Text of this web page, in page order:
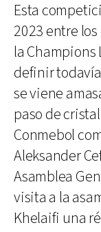
Esta
2023 entre
la Champions
definir
se viene
paso de
Conmebol
Aleksander
Asamblea
visita a la
Khelaifi una